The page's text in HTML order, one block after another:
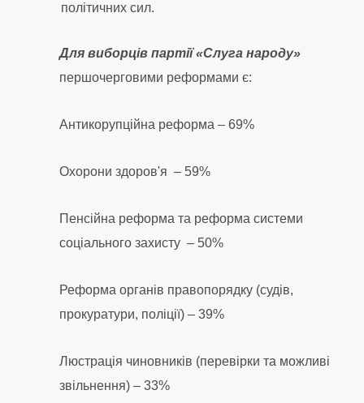
політичних сил.
Для виборців партії «Слуга народу»
першочерговими реформами є:
Антикорупційна реформа – 69%
Охорони здоров'я – 59%
Пенсійна реформа та реформа системи
соціального захисту – 50%
Реформа органів правопорядку (судів,
прокуратури, поліції) – 39%
Люстрація чиновників (перевірки та можливі
звільнення) – 33%